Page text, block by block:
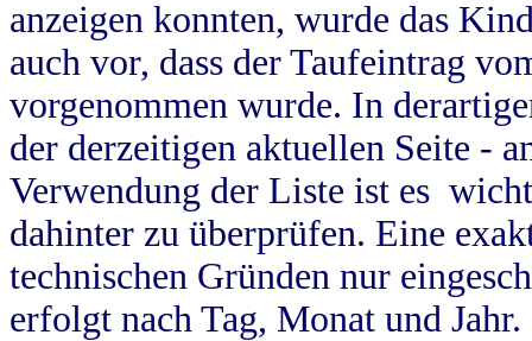
anzeigen konnten, wurde das
auch vor, dass der Taufeintrag
vorgenommen wurde. In
der derzeitigen aktuellen Seite -
Verwendung der Liste ist es
dahinter zu überprüfen. Eine
technischen Gründen nur
erfolgt nach Tag, Monat und Jahr.